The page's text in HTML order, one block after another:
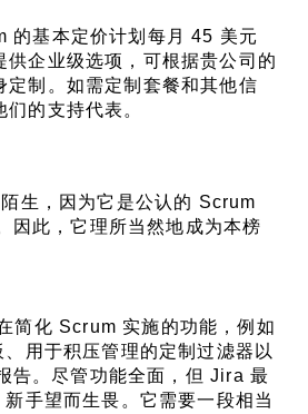
的基本定价计划每月 45 美元
供企业级选项，可根据贵公司的
定制。如需定制套餐和其他信
的支持代表。
生，因为它是公认的 Scrum
因此，它理所当然地成为本榜
简化 Scrum 实施的功能，例如
用于积压管理的定制过滤器以
告。尽管功能全面，但 Jira 最
手望而生畏。它需要一段相当